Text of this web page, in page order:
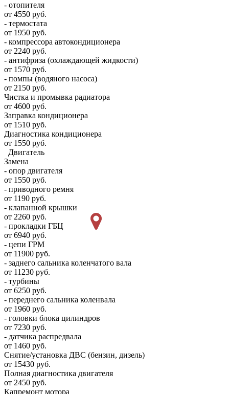
- отопителя
от 4550 руб.
- термостата
от 1950 руб.
- компрессора автокондиционера
от 2240 руб.
- антифриза (охлаждающей жидкости)
от 1570 руб.
- помпы (водяного насоса)
от 2150 руб.
Чистка и промывка радиатора
от 4600 руб.
Заправка кондиционера
от 1510 руб.
Диагностика кондиционера
от 1550 руб.
Двигатель
Замена
- опор двигателя
от 1550 руб.
- приводного ремня
от 1190 руб.
- клапанной крышки
от 2260 руб.
- прокладки ГБЦ
от 6940 руб.
- цепи ГРМ
от 11900 руб.
- заднего сальника коленчатого вала
от 11230 руб.
- турбины
от 6250 руб.
- переднего сальника коленвала
от 1960 руб.
- головки блока цилиндров
от 7230 руб.
- датчика распредвала
от 1460 руб.
Снятие/установка ДВС (бензин, дизель)
от 15430 руб.
Полная диагностика двигателя
от 2450 руб.
Капремонт мотора